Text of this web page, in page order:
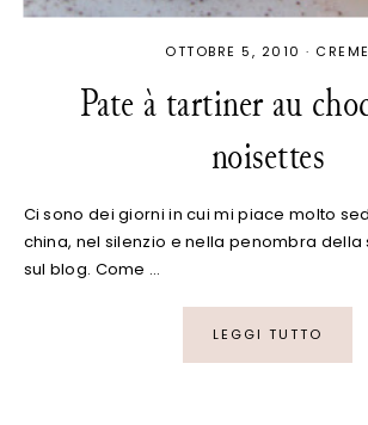
OTTOBRE 5, 2010 · CREME
Pate à tartiner au
noisettes
Ci sono dei giorni in cui mi piace molto
china, nel silenzio e nella penombra della
sul blog. Come …
LEGGI TUTTO